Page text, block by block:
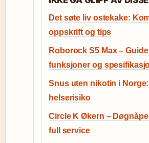
Det søte liv ostekake:
oppskrift og tips
Roborock S5 Max –
funksjoner og
Snus uten nikotin i
helserisiko
Circle K Økern –
full service